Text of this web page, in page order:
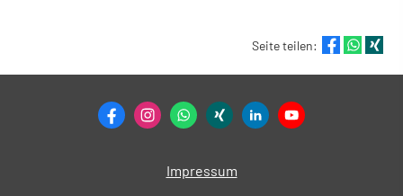
Seite teilen:
Impressum